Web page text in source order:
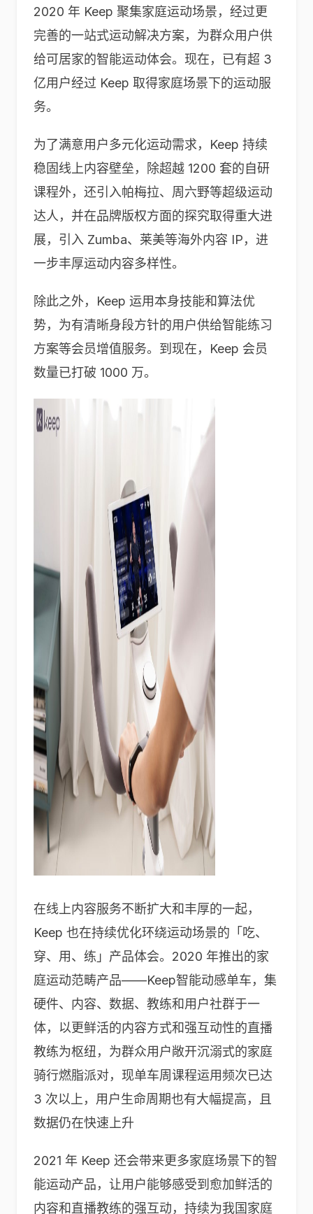
2020 年 Keep 聚集家庭运动场景，经过更
完善的一站式运动解决方案，为群众用户供
给可居家的智能运动体会。现在，已有超 3
亿用户经过 Keep 取得家庭场景下的运动服
务。
为了满意用户多元化运动需求，Keep 持续
稳固线上内容壁垒，除超越 1200 套的自研
课程外，还引入帕梅拉、周六野等超级运动
达人，并在品牌版权方面的探究取得重大进
展，引入 Zumba、莱美等海外内容 IP，进
一步丰厚运动内容多样性。
除此之外，Keep 运用本身技能和算法优
势，为有清晰身段方针的用户供给智能练习
方案等会员增值服务。到现在，Keep 会员
数量已打破 1000 万。
在线上内容服务不断扩大和丰厚的一起，
Keep 也在持续优化环绕运动场景的「吃、
穿、用、练」产品体会。2020 年推出的家
庭运动范畴产品——Keep智能动感单车，集
硬件、内容、数据、教练和用户社群于一
体，以更鲜活的内容方式和强互动性的直播
教练为枢纽，为群众用户敞开沉溺式的家庭
骑行燃脂派对，现单车周课程运用频次已达
3 次以上，用户生命周期也有大幅提高，且
数据仍在快速上升
2021 年 Keep 还会带来更多家庭场景下的智
能运动产品，让用户能够感受到愈加鲜活的
内容和直播教练的强互动，持续为我国家庭